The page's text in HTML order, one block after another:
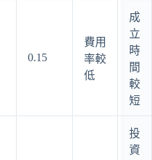
0.15
費用
率較
低
成
立
時
間
較
短
投
資